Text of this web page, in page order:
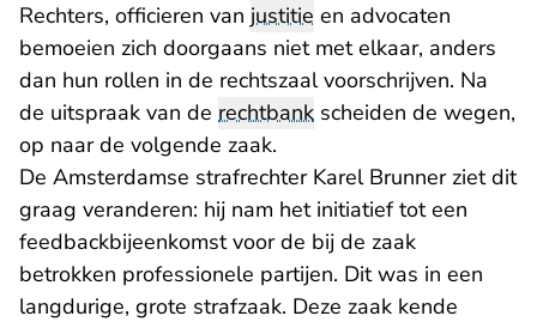
Rechters, officieren van justitie en advocaten
bemoeien zich doorgaans niet met elkaar, anders
dan hun rollen in de rechtszaal voorschrijven. Na
de uitspraak van de rechtbank scheiden de wegen,
op naar de volgende zaak.
De Amsterdamse strafrechter Karel Brunner ziet dit
graag veranderen: hij nam het initiatief tot een
feedbackbijeenkomst voor de bij de zaak
betrokken professionele partijen. Dit was in een
langdurige, grote strafzaak. Deze zaak kende